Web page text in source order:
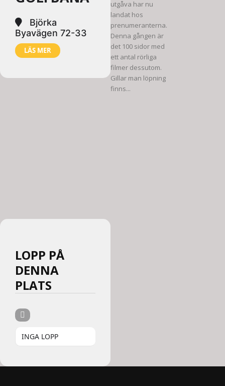
Björka
Byavägen 72-33
LÄS MER
LOPP PÅ
DENNA
PLATS
INGA LOPP
utgåva har nu
landat hos
prenumeranterna.
Denna gången är
det 100 sidor med
ett antal rörliga
filmer dessutom.
Gillar man löpning
finns...